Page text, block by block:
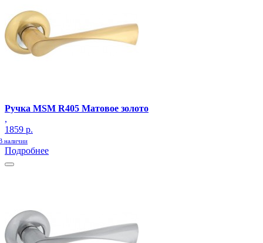
Ручка MSM R405 Матовое золото
,
1859 р.
наличии
Подробнее